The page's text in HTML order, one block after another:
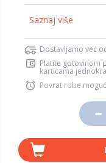
Saznaj više
Dostavljamo već
Platite gotovinom
karticama
Povrat robe